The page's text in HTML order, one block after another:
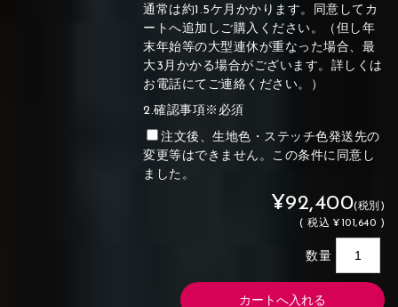
通常は約1.5ケ月かかります。同意してカ
ートへ追加しご購入ください。（但し年
末年始等の大型連休が重なった場合、最
大3月かかる場合がございます。詳しくは
お電話にてご連絡ください。）
2.確認事項※必須
注文後、生地色・ステッチ色発送先の
変更等はできません。この条件に同意し
ました。
¥92,400(税別)
(税込 ¥101,640 )
数量